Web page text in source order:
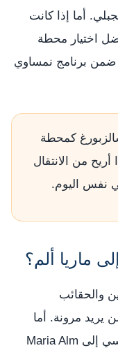
أما إذا كانت
اختيار محطة
ضمن برنامج نمساوي
كمحطة
أريح من الانتقال
نفس اليوم.
ماريا ألم؟
والحقائب
يريد مرونة. أما
القطار إلى Saalfelden ثم باص أو تاكسي إلى Maria Alm